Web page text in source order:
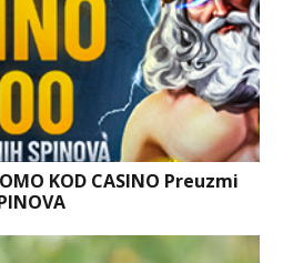
KOD CASINO Preuzmi